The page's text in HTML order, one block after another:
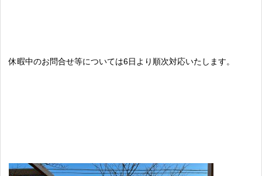
休暇中のお問合せ等については6日より順次対応いたします。